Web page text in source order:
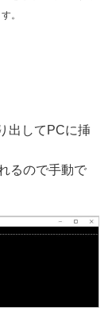
。
出してPCに挿
るので手動で